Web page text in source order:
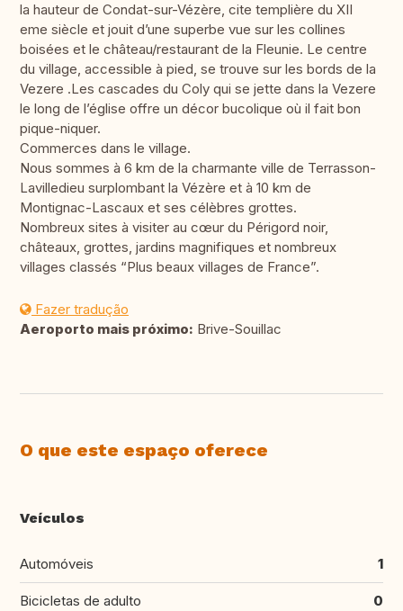
la hauteur de Condat-sur-Vézère, cite templière du XII
eme siècle et jouit d’une superbe vue sur les collines
boisées et le château/restaurant de la Fleunie. Le centre
du village, accessible à pied, se trouve sur les bords de la
Vezere .Les cascades du Coly qui se jette dans la Vezere
le long de l’église offre un décor bucolique où il fait bon
pique-niquer.
Commerces dans le village.
Nous sommes à 6 km de la charmante ville de Terrasson-
Lavilledieu surplombant la Vézère et à 10 km de
Montignac-Lascaux et ses célèbres grottes.
Nombreux sites à visiter au cœur du Périgord noir,
châteaux, grottes, jardins magnifiques et nombreux
villages classés “Plus beaux villages de France”.
Fazer tradução
Aeroporto mais próximo: Brive-Souillac
O que este espaço oferece
Veículos
Automóveis 1
Bicicletas de adulto 0